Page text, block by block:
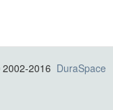
2016 DuraSpace